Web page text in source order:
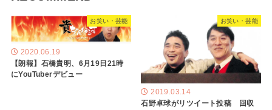
お笑い・芸能
2020.06.19
【朗報】石橋貴明、6月19日21時
にYouTuberデビュー
お笑い・芸能
2019.03.14
石野卓球がリツイート投稿 回収